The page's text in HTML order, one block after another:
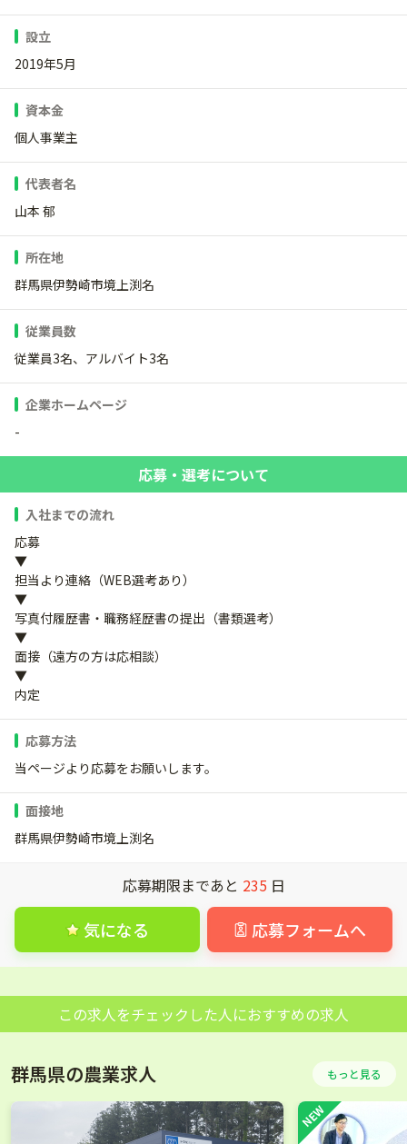
設立
2019年5月
資本金
個人事業主
代表者名
山本 郁
所在地
群馬県伊勢崎市境上渕名
従業員数
従業員3名、アルバイト3名
企業ホームページ
-
応募・選考について
入社までの流れ
応募
▼
担当より連絡（WEB選考あり）
▼
写真付履歴書・職務経歴書の提出（書類選考）
▼
面接（遠方の方は応相談）
▼
内定
応募方法
当ページより応募をお願いします。
面接地
群馬県伊勢崎市境上渕名
応募期限まであと 235 日
気になる 応募フォームへ
この求人をチェックした人におすすめの求人
群馬県の農業求人 もっと見る